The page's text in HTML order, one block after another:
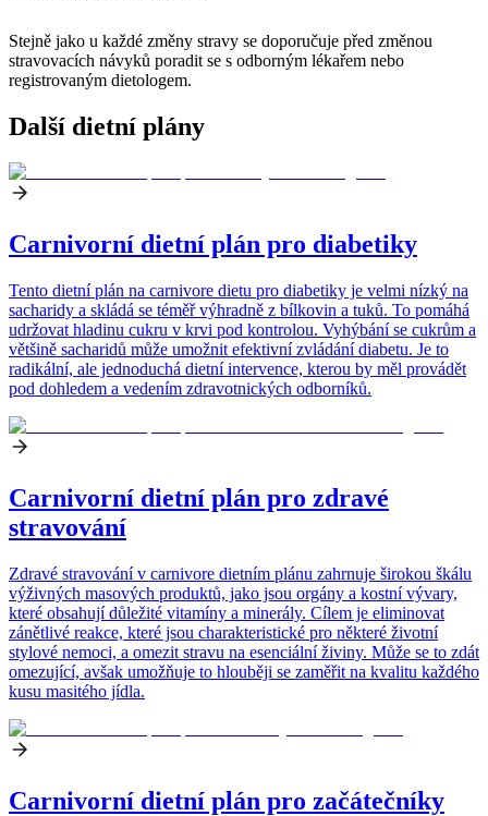
Stejně jako u každé změny stravy se doporučuje před změnou
stravovacích návyků poradit se s odborným lékařem nebo
registrovaným dietologem.
Další dietní plány
Carnivorní dietní plán pro diabetiky
Tento dietní plán na carnivore dietu pro diabetiky je velmi nízký na
sacharidy a skládá se téměř výhradně z bílkovin a tuků. To pomáhá
udržovat hladinu cukru v krvi pod kontrolou. Vyhýbání se cukrům a
většině sacharidů může umožnit efektivní zvládání diabetu. Je to
radikální, ale jednoduchá dietní intervence, kterou by měl provádět
pod dohledem a vedením zdravotnických odborníků.
Carnivorní dietní plán pro zdravé
stravování
Zdravé stravování v carnivore dietním plánu zahrnuje širokou škálu
výživných masových produktů, jako jsou orgány a kostní vývary,
které obsahují důležité vitamíny a minerály. Cílem je eliminovat
zánětlivé reakce, které jsou charakteristické pro některé životní
stylové nemoci, a omezit stravu na esenciální živiny. Může se to zdát
omezující, avšak umožňuje to hlouběji se zaměřit na kvalitu každého
kusu masitého jídla.
Carnivorní dietní plán pro začátečníky